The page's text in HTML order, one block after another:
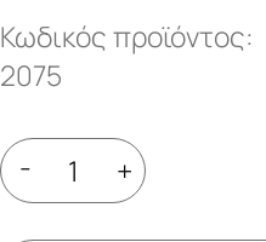
Κωδικός προϊόντος:
2075
- +